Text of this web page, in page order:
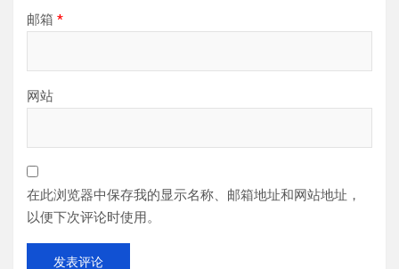
邮箱 *
网站
在此浏览器中保存我的显示名称、邮箱地址和网站地址，
以便下次评论时使用。